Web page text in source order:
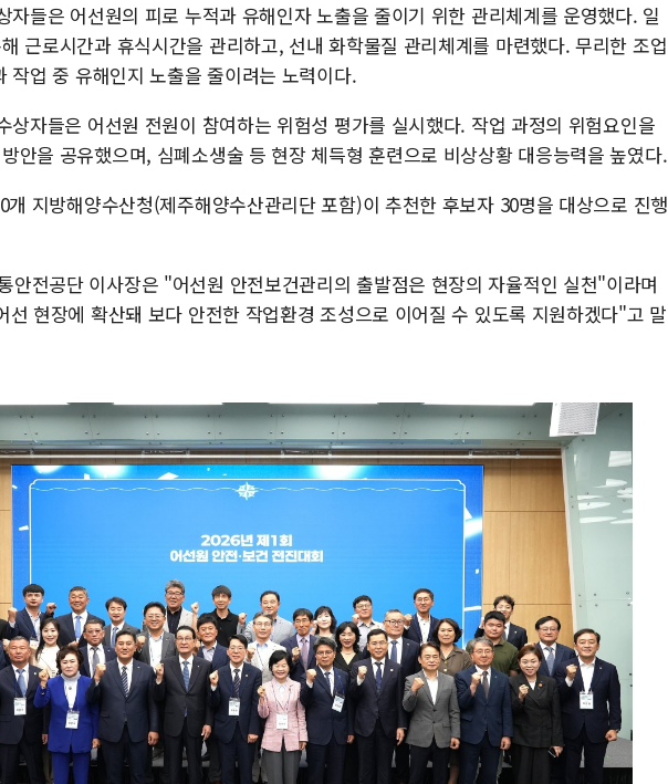
자들은 어선원의 피로 누적과 유해인자 노출을 줄이기 위한 관리체계를 운영했다. 일
근로시간과 휴식시간을 관리하고, 선내 화학물질 관리체계를 마련했다. 무리한 조업
작업 중 유해인지 노출을 줄이려는 노력이다.
상자들은 어선원 전원이 참여하는 위험성 평가를 실시했다. 작업 과정의 위험요인을
안을 공유했으며, 심폐소생술 등 현장 체득형 훈련으로 비상상황 대응능력을 높였다.
개 지방해양수산청(제주해양수산관리단 포함)이 추천한 후보자 30명을 대상으로 진행
안전공단 이사장은 "어선원 안전보건관리의 출발점은 현장의 자율적인 실천"이라며
선 현장에 확산돼 보다 안전한 작업환경 조성으로 이어질 수 있도록 지원하겠다"고 말